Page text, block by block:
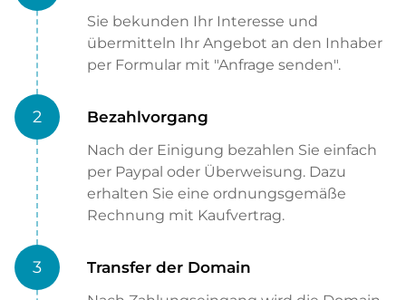
Sie bekunden Ihr Interesse und
übermitteln Ihr Angebot an den Inhaber
per Formular mit "Anfrage senden".
2 Bezahlvorgang
Nach der Einigung bezahlen Sie einfach
per Paypal oder Überweisung. Dazu
erhalten Sie eine ordnungsgemäße
Rechnung mit Kaufvertrag.
3 Transfer der Domain